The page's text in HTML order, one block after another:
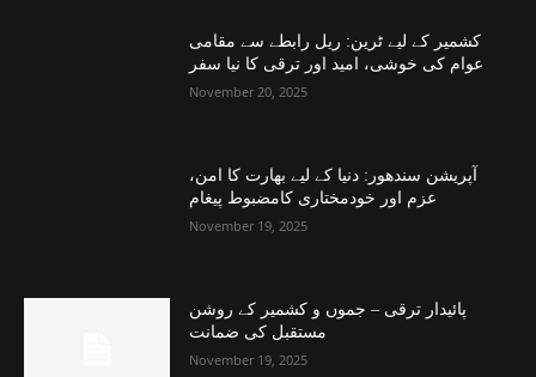
کشمیر کے لیے ٹرین: ریل رابطے سے مقامی
عوام کی خوشی، امید اور ترقی کا نیا سفر
November 20, 2025
آپریشن سندھور: دنیا کے لیے بھارت کا امن،
عزم اور خودمختاری کامضبوط پیغام
November 19, 2025
پائیدار ترقی – جموں و کشمیر کے روشن
مستقبل کی ضمانت
November 19, 2025